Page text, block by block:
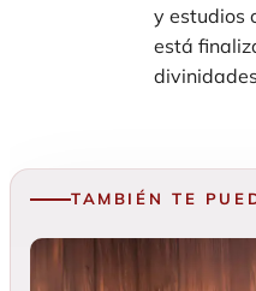
y estudios
está
TAMBIÉN TE